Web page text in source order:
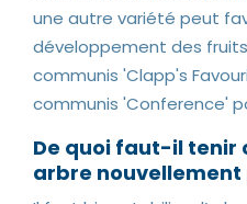
une autre variété peut
développement des
communis 'Clapp's
communis 'Conference'
De quoi faut-il tenir
arbre nouvellement